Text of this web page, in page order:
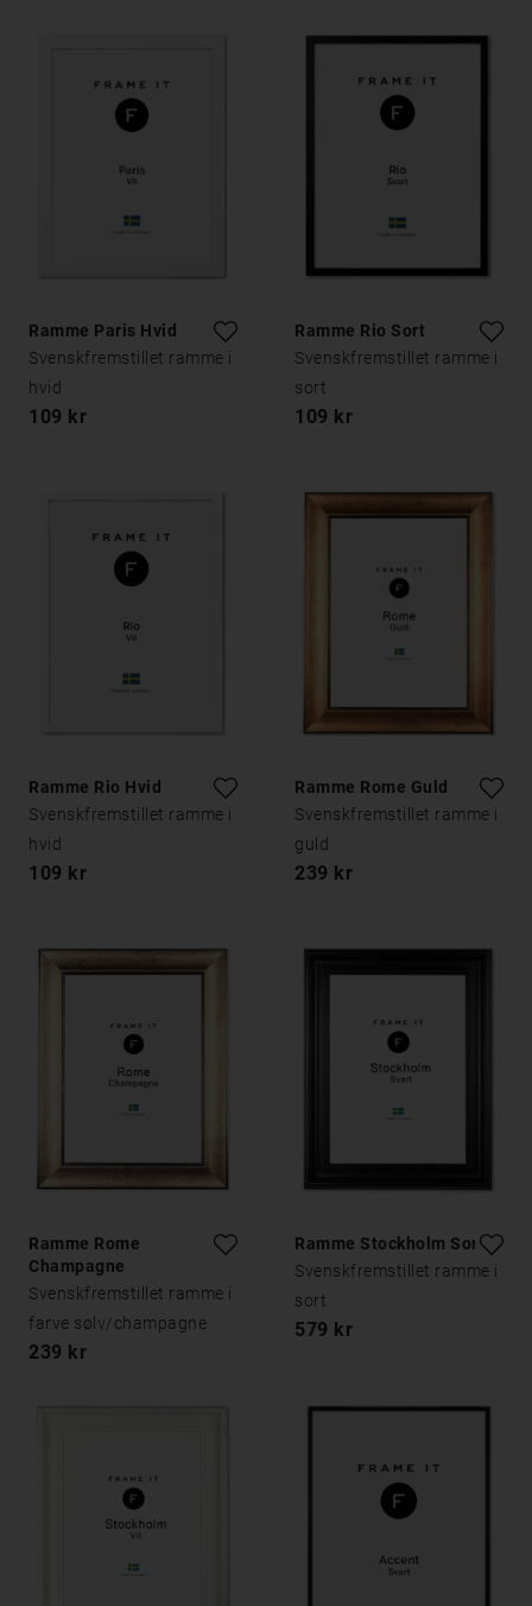
Ramme Paris Hvid
Svenskfremstillet ramme i
hvid
109 kr
Ramme Rio Sort
Svenskfremstillet ramme i
sort
109 kr
Ramme Rio Hvid
Svenskfremstillet ramme i
hvid
109 kr
Ramme Rome Guld
Svenskfremstillet ramme i
guld
239 kr
Ramme Rome
Champagne
Svenskfremstillet ramme i
farve sølv/champagne
239 kr
Ramme Stockholm Sort
Svenskfremstillet ramme i
sort
579 kr